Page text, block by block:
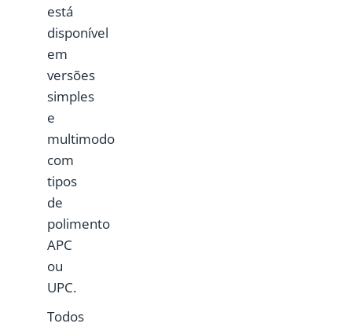
está
disponível
em
versões
simples
e
multimodo
com
tipos
de
polimento
APC
ou
UPC.
Todos